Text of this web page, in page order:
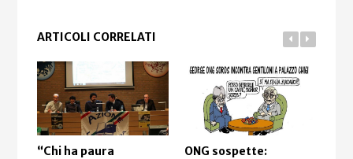
ARTICOLI CORRELATI
“Chi ha paura
ONG sospette: